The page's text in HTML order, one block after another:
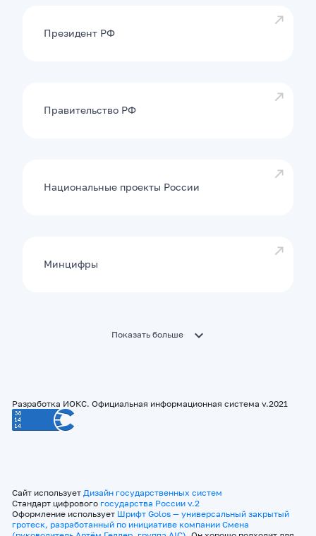
Президент РФ
Правительство РФ
Национальные проекты России
Минцифры
Показать больше
Разработка ИОКС. Официальная информационная система v.2021
Сайт использует Дизайн государственных систем
Стандарт цифрового государства России v.2
Оформление использует Шрифт Golos — универсальный закрытый
гротеск, разработанный по инициативе компании Смена